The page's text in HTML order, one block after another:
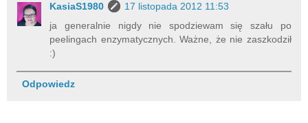
KasiaS1980
17 listopada 2012 11:53
ja generalnie nigdy nie spodziewam się szału po
peelingach enzymatycznych. Ważne, że nie zaszkodził
:)
Odpowiedz